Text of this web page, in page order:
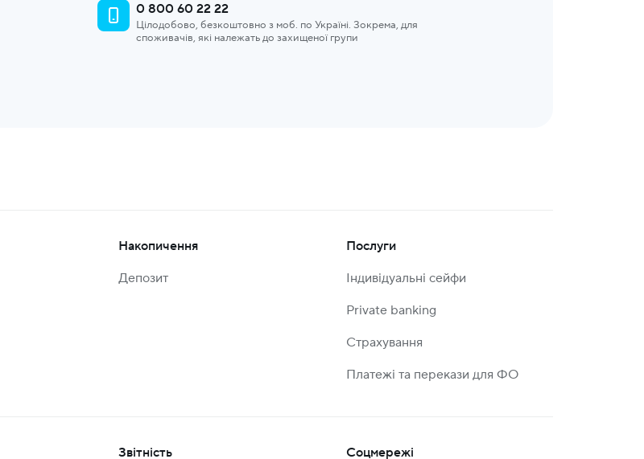
0 800 60 22 22
Цілодобово, безкоштовно з моб. по Україні. Зокрема, для
споживачів, які належать до захищеної групи
Накопичення
Депозит
Послуги
Індивідуальні сейфи
Private banking
Страхування
Платежі та перекази для ФО
Звітність
Соцмережі